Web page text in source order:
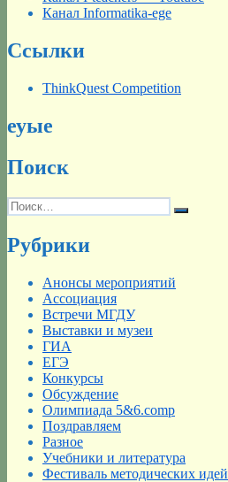
Канал Informatika-ege
Ссылки
ThinkQuest Competition
еуые
Поиск
Искать:
Поиск
Рубрики
Анонсы мероприятий
Ассоциация
Встречи МГДУ
Выставки и музеи
ГИА
ЕГЭ
Конкурсы
Обсуждение
Олимпиада 5&6.comp
Поздравляем
Разное
Учебники и литература
Фестиваль методических идей